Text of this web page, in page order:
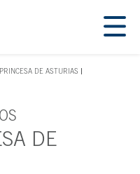
principal
DE ASTURIAS
DE